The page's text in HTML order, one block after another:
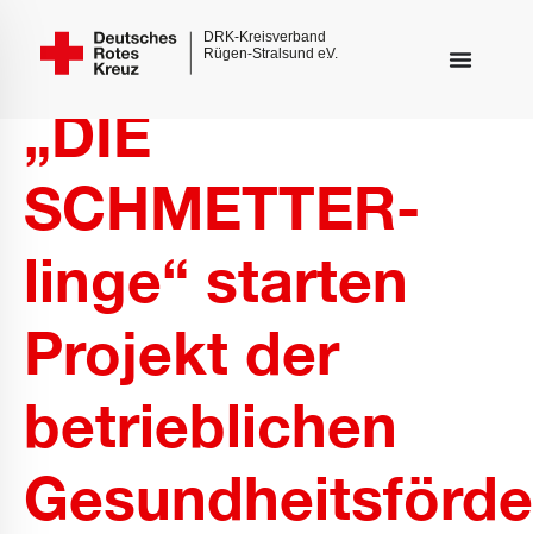
„DIE
SCHMETTER-
linge“ starten
Projekt der
betrieblichen